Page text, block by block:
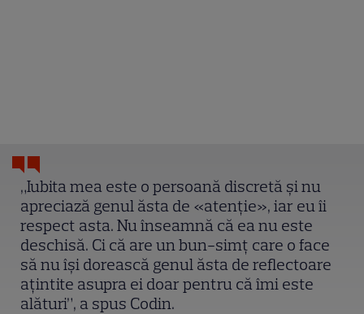
„Iubita mea este o persoană discretă și nu
apreciază genul ăsta de «atenție», iar eu îi
respect asta. Nu înseamnă că ea nu este
deschisă. Ci că are un bun-simț care o face
să nu își dorească genul ăsta de reflectoare
ațintite asupra ei doar pentru că îmi este
alături”, a spus Codin.